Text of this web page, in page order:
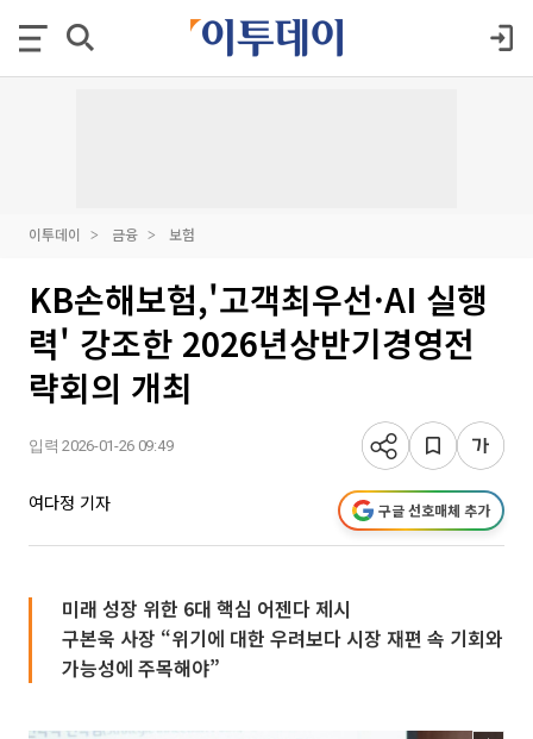
이투데이 금융 보험
KB손해보험,'고객최우선·AI 실행
력' 강조한 2026년상반기경영전
략회의 개최
입력 2026-01-26 09:49
여다정 기자 구글 선호매체 추가
미래 성장 위한 6대 핵심 어젠다 제시
구본욱 사장 “위기에 대한 우려보다 시장 재편 속 기회와
가능성에 주목해야”